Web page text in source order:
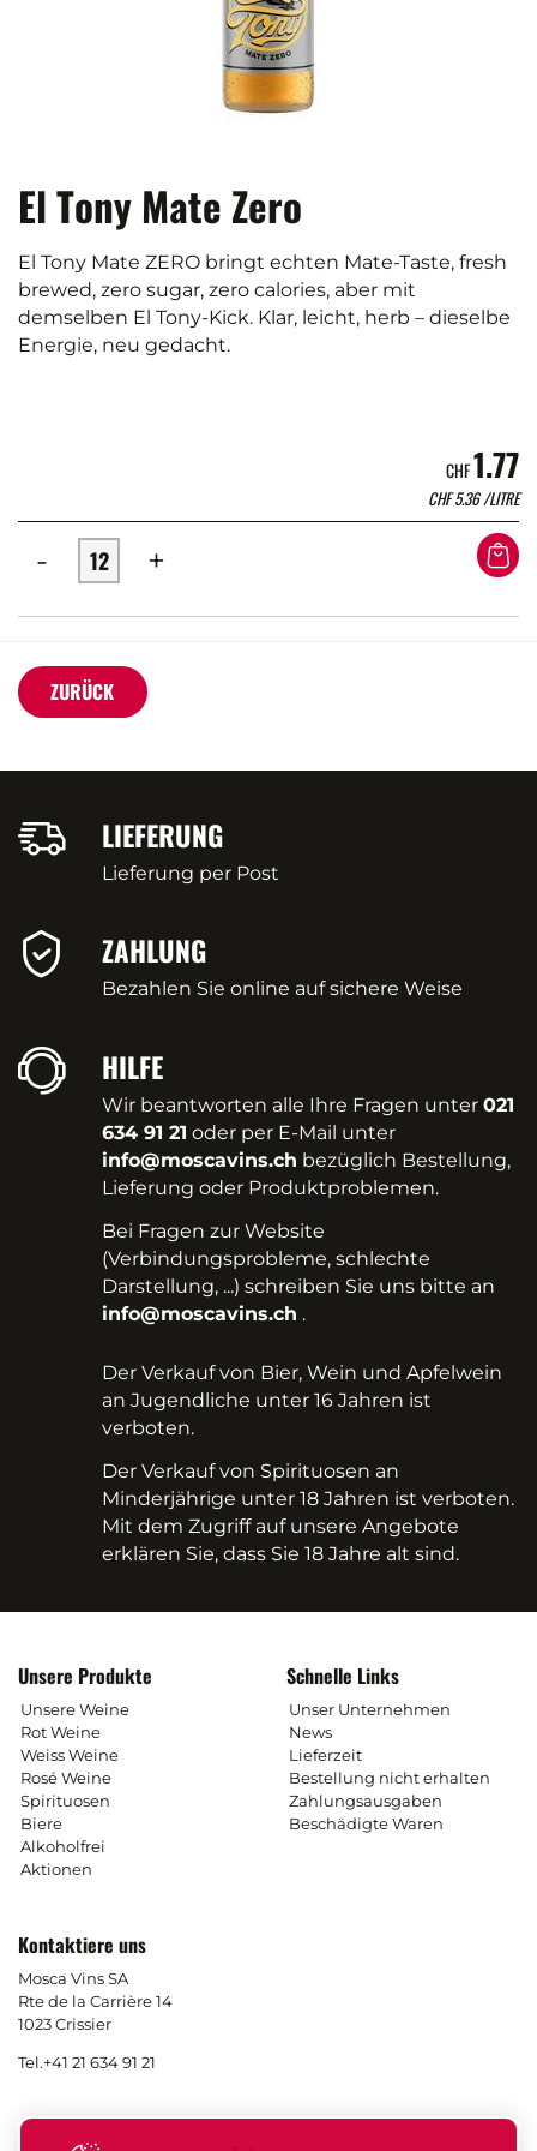
El Tony Mate Zero
El Tony Mate ZERO bringt echten Mate-Taste, fresh
brewed, zero sugar, zero calories, aber mit
demselben El Tony-Kick. Klar, leicht, herb – dieselbe
Energie, neu gedacht.
CHF1.77
CHF5.36/LITRE
- +
ZURÜCK
LIEFERUNG
Lieferung per Post
ZAHLUNG
Bezahlen Sie online auf sichere Weise
HILFE
Wir beantworten alle Ihre Fragen unter021
634 91 21 oder per E-Mail unter
info@moscavins.ch bezüglich Bestellung,
Lieferung oder Produktproblemen.
Bei Fragen zur Website
(Verbindungsprobleme, schlechte
Darstellung, ...) schreiben Sie uns bitte an
info@moscavins.ch .
Der Verkauf von Bier, Wein und Apfelwein
an Jugendliche unter 16 Jahren ist
verboten.
Der Verkauf von Spirituosen an
Minderjährige unter 18 Jahren ist verboten.
Mit dem Zugriff auf unsere Angebote
erklären Sie, dass Sie 18 Jahre alt sind.
Unsere Produkte
Unsere Weine
Rot Weine
Weiss Weine
Rosé Weine
Spirituosen
Biere
Alkoholfrei
Aktionen
Schnelle Links
Unser Unternehmen
News
Lieferzeit
Bestellung nicht erhalten
Zahlungsausgaben
Beschädigte Waren
Kontaktiere uns
Mosca Vins SA
Rte de la Carrière 14
1023 Crissier
Tel.+41 21 634 91 21